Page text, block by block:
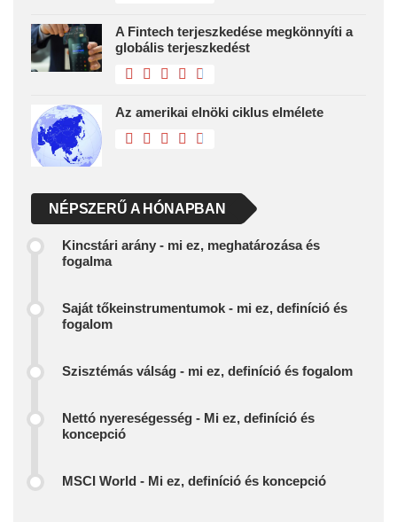
A Fintech terjeszkedése megkönnyíti a
globális terjeszkedést
Az amerikai elnöki ciklus elmélete
NÉPSZERŰ A HÓNAPBAN
Kincstári arány - mi ez, meghatározása és
fogalma
Saját tőkeinstrumentumok - mi ez, definíció és
fogalom
Szisztémás válság - mi ez, definíció és fogalom
Nettó nyereségesség - Mi ez, definíció és
koncepció
MSCI World - Mi ez, definíció és koncepció